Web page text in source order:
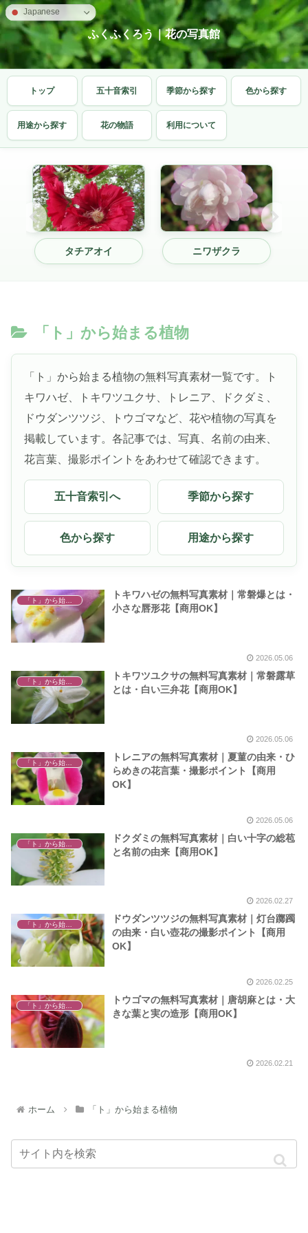
ふくふくろう｜花の写真館
トップ 五十音索引 季節から探す 色から探す
用途から探す 花の物語 利用について
タチアオイ ニワザクラ
「ト」から始まる植物
「ト」から始まる植物の無料写真素材一覧です。ト
キワハゼ、トキワツユクサ、トレニア、ドクダミ、
ドウダンツツジ、トウゴマなど、花や植物の写真を
掲載しています。各記事では、写真、名前の由来、
花言葉、撮影ポイントをあわせて確認できます。
五十音索引へ 季節から探す
色から探す 用途から探す
「ト」から始まる植物
トキワハゼの無料写真素材｜常磐爆とは・
小さな唇形花【商用OK】
2026.05.06
トキワツユクサの無料写真素材｜常磐露草
とは・白い三弁花【商用OK】
2026.05.06
トレニアの無料写真素材｜夏菫の由来・ひ
らめきの花言葉・撮影ポイント【商用
OK】
2026.05.06
ドクダミの無料写真素材｜白い十字の総苞
と名前の由来【商用OK】
2026.02.27
「ト」から始まる植物
ドウダンツツジの無料写真素材｜灯台躑躅
の由来・白い壺花の撮影ポイント【商用
OK】
2026.02.25
トウゴマの無料写真素材｜唐胡麻とは・大
きな葉と実の造形【商用OK】
2026.02.21
ホーム 「ト」から始まる植物
Japanese